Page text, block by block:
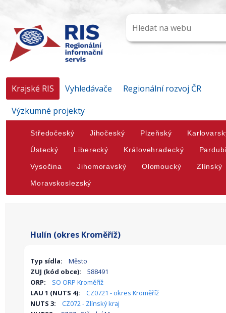
Krajské RIS Vyhledávače
Regionální rozvoj ČR
Výzkumné projekty
Středočeský Jihočeský Plzeňský
Ústecký Liberecký Královehradecký
Vysočina Jihomoravský Olomoucký Zlínský
Moravskoslezský
Hulín (okres Kroměříž)
Typ sídla:
Město
ZUJ (kód obce):
588491
ORP:
SO ORP Kroměříž
LAU 1 (NUTS 4):
CZ0721 - okres Kroměříž
NUTS 3:
CZ072 - Zlínský kraj